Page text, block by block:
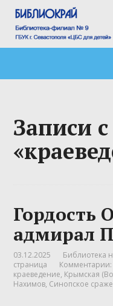
Записи
Гордость
адмирал
03.12.2025 Библиотека
страница
Комментарии:
краеведение, Крымская
Нахимов, Синопское